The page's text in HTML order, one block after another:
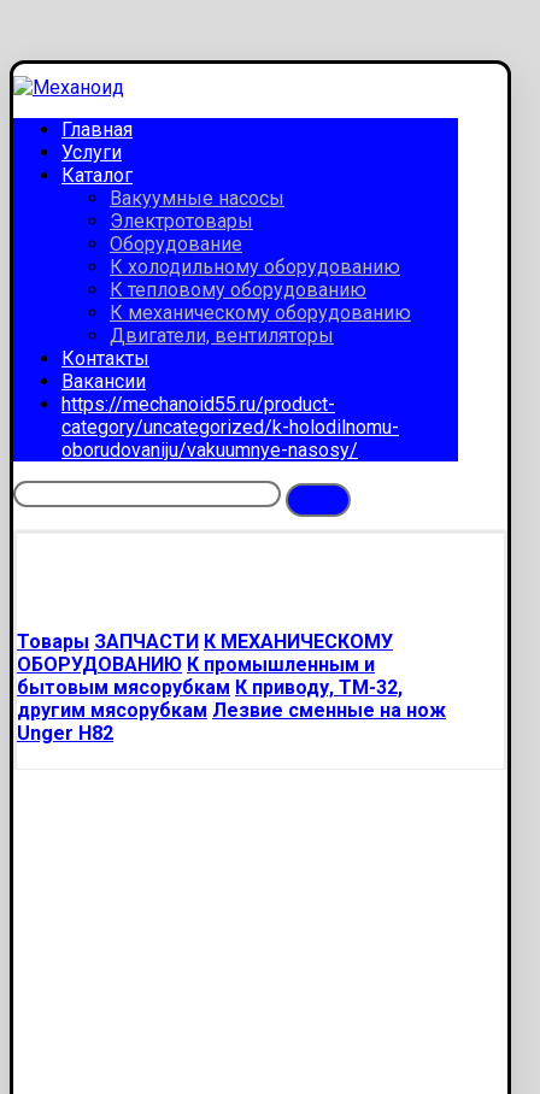
Главная
Услуги
Каталог
Вакуумные насосы
Электротовары
Оборудование
К холодильному оборудованию
К тепловому оборудованию
К механическому оборудованию
Двигатели, вентиляторы
Контакты
Вакансии
https://mechanoid55.ru/product-
category/uncategorized/k-holodilnomu-
oborudovaniju/vakuumnye-nasosy/
Товары ЗАПЧАСТИ К МЕХАНИЧЕСКОМУ
ОБОРУДОВАНИЮ К промышленным и
бытовым мясорубкам К приводу, ТМ-32,
другим мясорубкам Лезвие сменные на нож
Unger H82